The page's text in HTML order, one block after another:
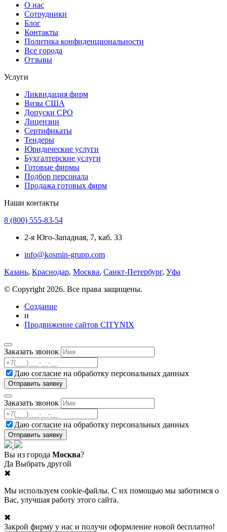
О нас
Сотрудники
Блог
Контакты
Политика конфиденциональности
Все города
Отзывы
Услуги
Ликвидация фирм
Визы США
Допуски СРО
Лицензии
Сертификаты
Тендеры
Юридические услуги
Бухгалтерские услуги
Готовые фирмы
Подбор персонала
Продажа готовых фирм
Наши контакты
8 (800) 555-83-54
2-я Юго-Западная, 7, каб. 33
info@kosmin-grupp.com
Казань, Краснодар, Москва, Санкт-Петербург, Уфа
© Copyright 2026. Все права защищены.
Создание
и
Продвижение сайтов CITYNIX
Заказать звонок
Даю согласие на обработку персональных данных
Заказать звонок
Даю согласие на обработку персональных данных
Вы из города Москва?
Да Выбрать другой
✖
Мы используем cookie-файлы. С их помощью мы заботимся о
Вас, улучшая работу этого сайта.
✖
Закрой фирму у нас и получи оформление новой бесплатно!